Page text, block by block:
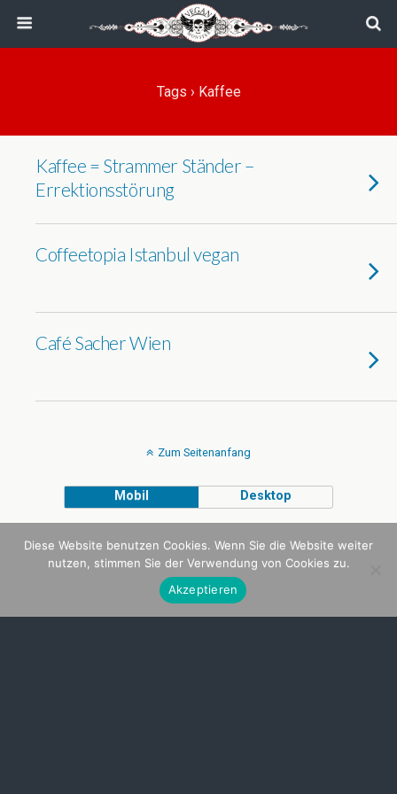
Tags › Kaffee
Kaffee = Strammer Ständer –
Errektionsstörung
Coffeetopia Istanbul vegan
Café Sacher Wien
Zum Seitenanfang
Mobil Desktop
Diese Website benutzen Cookies. Wenn Sie die Website weiter
nutzen, stimmen Sie der Verwendung von Cookies zu.
Akzeptieren